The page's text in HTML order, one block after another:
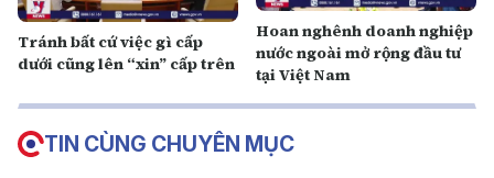
Tránh bất cứ việc gì cấp
dưới cũng lên “xin” cấp trên
Hoan nghênh doanh nghiệp
nước ngoài mở rộng đầu tư
tại Việt Nam
TIN CÙNG CHUYÊN MỤC